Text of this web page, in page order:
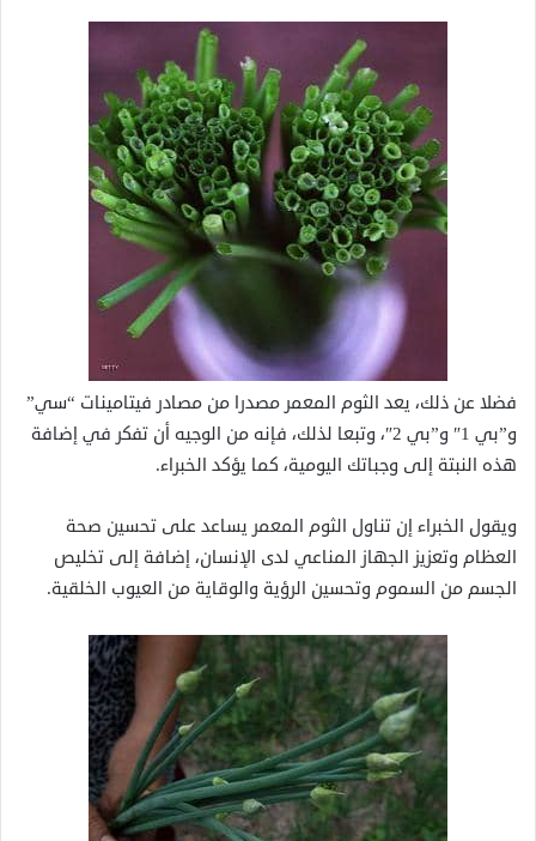
فضلا عن ذلك، يعد الثوم المعمر مصدرا من مصادر فيتامينات “سي”
و”بي 1″ و”بي 2″، وتبعا لذلك، فإنه من الوجيه أن تفكر في إضافة
هذه النبتة إلى وجباتك اليومية، كما يؤكد الخبراء.
ويقول الخبراء إن تناول الثوم المعمر يساعد على تحسين صحة
العظام وتعزيز الجهاز المناعي لدى الإنسان، إضافة إلى تخليص
الجسم من السموم وتحسين الرؤية والوقاية من العيوب الخلقية.